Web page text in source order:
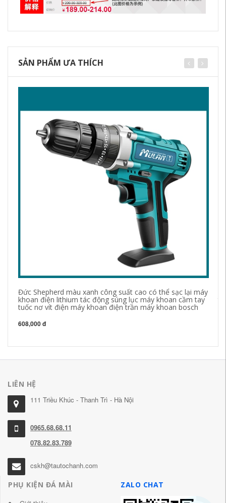
SẢN PHẨM ƯA THÍCH
Đức Shepherd màu xanh công suất cao có thể sạc lại máy
khoan điện lithium tác động súng lục máy khoan cầm tay
tuốc nơ vít điện máy khoan điện trần máy khoan bosch
608,000 đ
LIÊN HỆ
111 Triều Khúc - Thanh Trì - Hà Nội
0965.68.68.11
078.82.83.789
cskh@tautochanh.com
PHỤ KIỆN ĐÁ MÀI
ZALO CHAT